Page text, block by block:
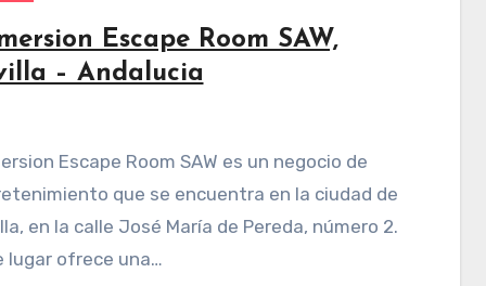
Escape Room SAW,
– Andalucia
que se encuentra en la ciudad de
en la calle José María de Pereda, número 2.
lugar ofrece una…